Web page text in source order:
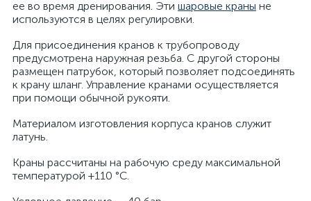
ее во время дренирования. Эти шаровые краны не
используются в целях регулировки.
Для присоединения кранов к трубопроводу
предусмотрена наружная резьба. С другой стороны
размещен патрубок, который позволяет подсоединять
к крану шланг. Управление кранами осуществляется
при помощи обычной рукояти.
Материалом изготовления корпуса кранов служит
латунь.
Краны рассчитаны на рабочую среду максимальной
температурой +110 °С.